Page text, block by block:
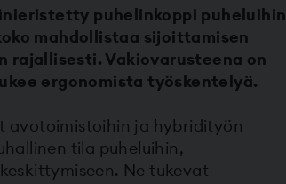
puhelinkoppi puheluihin
mahdollistaa sijoittamisen
Vakiovarusteena on
ergonomista työskentelyä.
avotoimistoihin ja hybridityön
tila puheluihin,
Ne tukevat